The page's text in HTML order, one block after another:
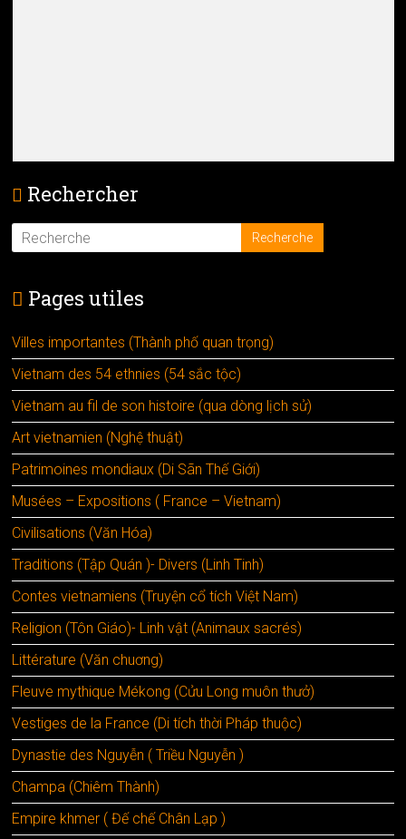
Rechercher
Pages utiles
Villes importantes (Thành phố quan trọng)
Vietnam des 54 ethnies (54 sắc tộc)
Vietnam au fil de son histoire (qua dòng lịch sử)
Art vietnamien (Nghệ thuật)
Patrimoines mondiaux (Di Sãn Thế Giới)
Musées – Expositions ( France – Vietnam)
Civilisations (Văn Hóa)
Traditions (Tập Quán )- Divers (Linh Tinh)
Contes vietnamiens (Truyện cổ tích Việt Nam)
Religion (Tôn Giáo)- Linh vật (Animaux sacrés)
Littérature (Văn chuơng)
Fleuve mythique Mékong (Cửu Long muôn thưở)
Vestiges de la France (Di tích thời Pháp thuộc)
Dynastie des Nguyễn ( Triều Nguyễn )
Champa (Chiêm Thành)
Empire khmer ( Đế chế Chân Lạp )